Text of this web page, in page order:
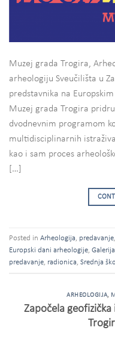
Muzej grada Trogira,
arheologiju Sveučilišta u
predstavnika na
Muzej grada Trogira
dvodnevnim programom
multidisciplinarnih
kao i sam proces
[…]
Posted in Arheologija predavanje
Europski dani arheologije
predavanje radionica Srednja
ARHEOLOGIJA,
Započela